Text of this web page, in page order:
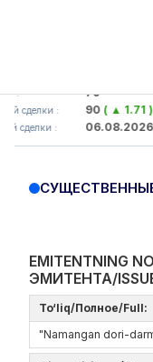
79
сделки : ( ▲ 1.71 )
сделки : 06.08.2026
EMITENTNING
ЭМИТЕНТА/
To‘liq/Полное/Full:
"Namangan dori-